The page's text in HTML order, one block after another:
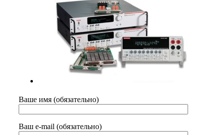
Ваше имя (обязательно)
Ваш e-mail (обязательно)